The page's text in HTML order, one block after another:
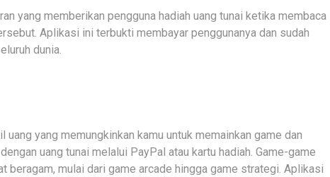
yang memberikan pengguna hadiah uang tunai ketika membaca
Aplikasi ini terbukti membayar penggunanya dan sudah
dunia.
yang memungkinkan kamu untuk memainkan game dan
uang tunai melalui PayPal atau kartu hadiah. Game-game
beragam, mulai dari game arcade hingga game strategi. Aplikasi